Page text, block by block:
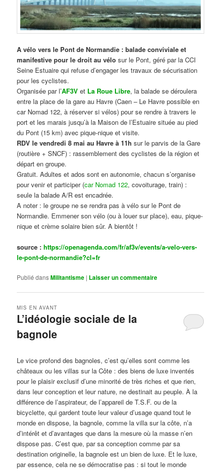
A vélo vers le Pont de Normandie : balade conviviale et
manifestive pour le droit au vélo sur le Pont, géré par la CCI
Seine Estuaire qui refuse d’engager les travaux de sécurisation
pour les cyclistes.
Organisée par l’AF3V et La Roue Libre, la balade se déroulera
entre la place de la gare au Havre (Caen – Le Havre possible en
car Nomad 122, à réserver si vélos) pour se rendre à travers le
port et les marais jusqu’à la Maison de l’Estuaire située au pied
du Pont (15 km) avec pique-nique et visite.
RDV le vendredi 8 mai au Havre à 11h sur le parvis de la Gare
(routière + SNCF) : rassemblement des cyclistes de la région et
départ en groupe.
Gratuit. Adultes et ados sont en autonomie, chacun s’organise
pour venir et participer (car Nomad 122, covoiturage, train) :
seule la balade A/R est encadrée.
A noter : le groupe ne se rendra pas à vélo sur le Pont de
Normandie. Emmener son vélo (ou à louer sur place), eau, pique-
nique et crème solaire bien sûr. A bientôt !
source :https://openagenda.com/fr/af3v/events/a-velo-vers-
le-pont-de-normandie?cl=fr
Publié dansMilitantisme | Laisser un commentaire
L’idéologie sociale de la
bagnole
MIS EN AVANT
Le vice profond des bagnoles, c’est qu’elles sont comme les
châteaux ou les villas sur la Côte : des biens de luxe inventés
pour le plaisir exclusif d’une minorité de très riches et que rien,
dans leur conception et leur nature, ne destinait au peuple. À la
différence de l’aspirateur, de l’appareil de T.S.F. ou de la
bicyclette, qui gardent toute leur valeur d’usage quand tout le
monde en dispose, la bagnole, comme la villa sur la côte, n’a
d’intérêt et d’avantages que dans la mesure où la masse n’en
dispose pas. C’est que, par sa conception comme par sa
destination originelle, la bagnole est un bien de luxe. Et le luxe,
par essence, cela ne se démocratise pas : si tout le monde